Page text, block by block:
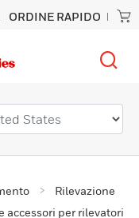
ORDINE RAPIDO
Rilevazione
accessori per rilevatori